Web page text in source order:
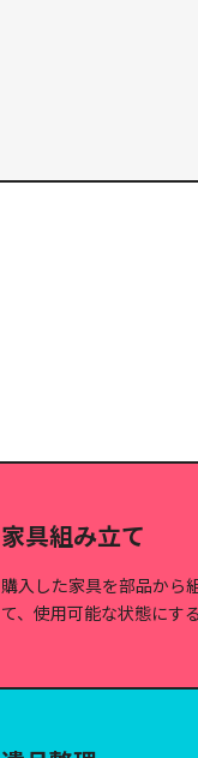
家具組み立て
購入した家具を部品から
て、使用可能な状態にす